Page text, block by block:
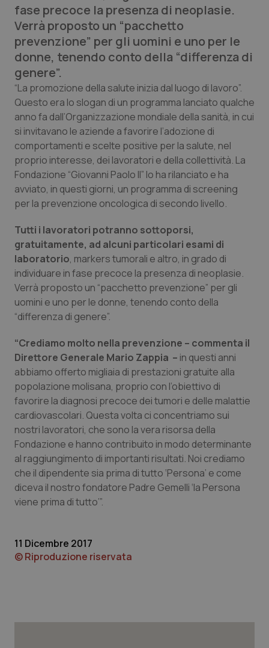
Professionisti Sanitari.AI
Abruzzo
Basilicata
Calabria
Campania
Emilia-Romagna
Friuli Venezia Giulia
Lazio
Liguria
Lombardia
Marche
Molise
Piemonte
Provincia Autonoma di Bolzano
Provincia Autonoma di Trento
Puglia
Sicilia
Umbria
QS Pro Gold
Artrite & artrosi
Asma & BPCO
Car-T
Colesterolo & coronaropatie
Dermatite Atopica
Diabete & glucometri
Disturbi dell’umore
Dolore
Donna & Salute
Epatiti
HIV
Infezioni & Febbre
Ipertensione & Scompenso
Malattie rare
Neuroscienze & patologie neurodegenerative
Oftalmologia
QS Club Newsletter
fase precoce la presenza di neoplasie.
Verrà proposto un “pacchetto
prevenzione” per gli uomini e uno per le
donne, tenendo conto della “differenza di
genere”.
“La promozione della salute inizia dal luogo di lavoro”.
Questo era lo slogan di un programma lanciato qualche
anno fa dall’Organizzazione mondiale della sanità, in cui
si invitavano le aziende a favorire l’adozione di
comportamenti e scelte positive per la salute, nel
proprio interesse, dei lavoratori e della collettività. La
Fondazione “Giovanni Paolo II” lo ha rilanciato e ha
avviato, in questi giorni, un programma di screening
per la prevenzione oncologica di secondo livello.
Tutti i lavoratori potranno sottoporsi,
gratuitamente, ad alcuni particolari esami di
laboratorio, markers tumorali e altro, in grado di
individuare in fase precoce la presenza di neoplasie.
Verrà proposto un “pacchetto prevenzione” per gli
uomini e uno per le donne, tenendo conto della
“differenza di genere”.
“Crediamo molto nella prevenzione – commenta il
Direttore Generale Mario Zappia – in questi anni
abbiamo offerto migliaia di prestazioni gratuite alla
popolazione molisana, proprio con l’obiettivo di
favorire la diagnosi precoce dei tumori e delle malattie
cardiovascolari. Questa volta ci concentriamo sui
nostri lavoratori, che sono la vera risorsa della
Fondazione e hanno contribuito in modo determinante
al raggiungimento di importanti risultati. Noi crediamo
che il dipendente sia prima di tutto ‘Persona’ e come
diceva il nostro fondatore Padre Gemelli ‘la Persona
viene prima di tutto’”.
11 Dicembre 2017
© Riproduzione riservata